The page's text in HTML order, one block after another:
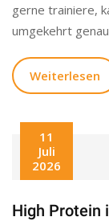
gerne trainiere,
umgekehrt
Weiterlesen
11
Juli
2026
High Protein